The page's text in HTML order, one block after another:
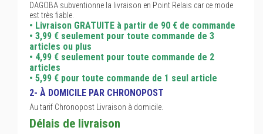
DAGOBA subventionne la livraison en Point Relais car ce mode
est très fiable.
• Livraison GRATUITE à partir de 90 € de commande
• 3,99 € seulement pour toute commande de 3
articles ou plus
• 4,99 € seulement pour toute commande de 2
articles
• 5,99 € pour toute commande de 1 seul article
2- À DOMICILE PAR CHRONOPOST
Au tarif Chronopost Livraison à domicile.
Délais de livraison